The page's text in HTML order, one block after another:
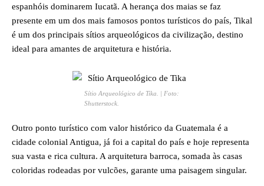
espanhóis dominarem Iucatã. A herança dos maias se faz
presente em um dos mais famosos pontos turísticos do país, Tikal
é um dos principais sítios arqueológicos da civilização, destino
ideal para amantes de arquitetura e história.
Sítio Arqueológico de Tika. | Foto:
Shutterstock.
Outro ponto turístico com valor histórico da Guatemala é a
cidade colonial Antigua, já foi a capital do país e hoje representa
sua vasta e rica cultura. A arquitetura barroca, somada às casas
coloridas rodeadas por vulcões, garante uma paisagem singular.